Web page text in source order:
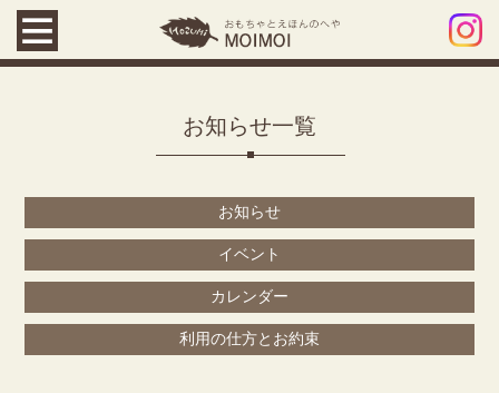
お知らせ一覧
お知らせ
イベント
カレンダー
利用の仕方とお約束